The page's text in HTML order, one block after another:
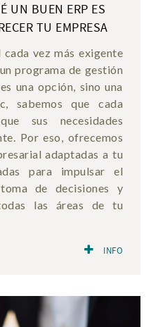
UN BUEN ERP ES
TU EMPRESA
vez más exigente
programa de gestión
una opción, sino una
sabemos que cada
sus necesidades
Por eso, ofrecemos
adaptadas a tu
para impulsar el
de decisiones y
las áreas de tu
INFO